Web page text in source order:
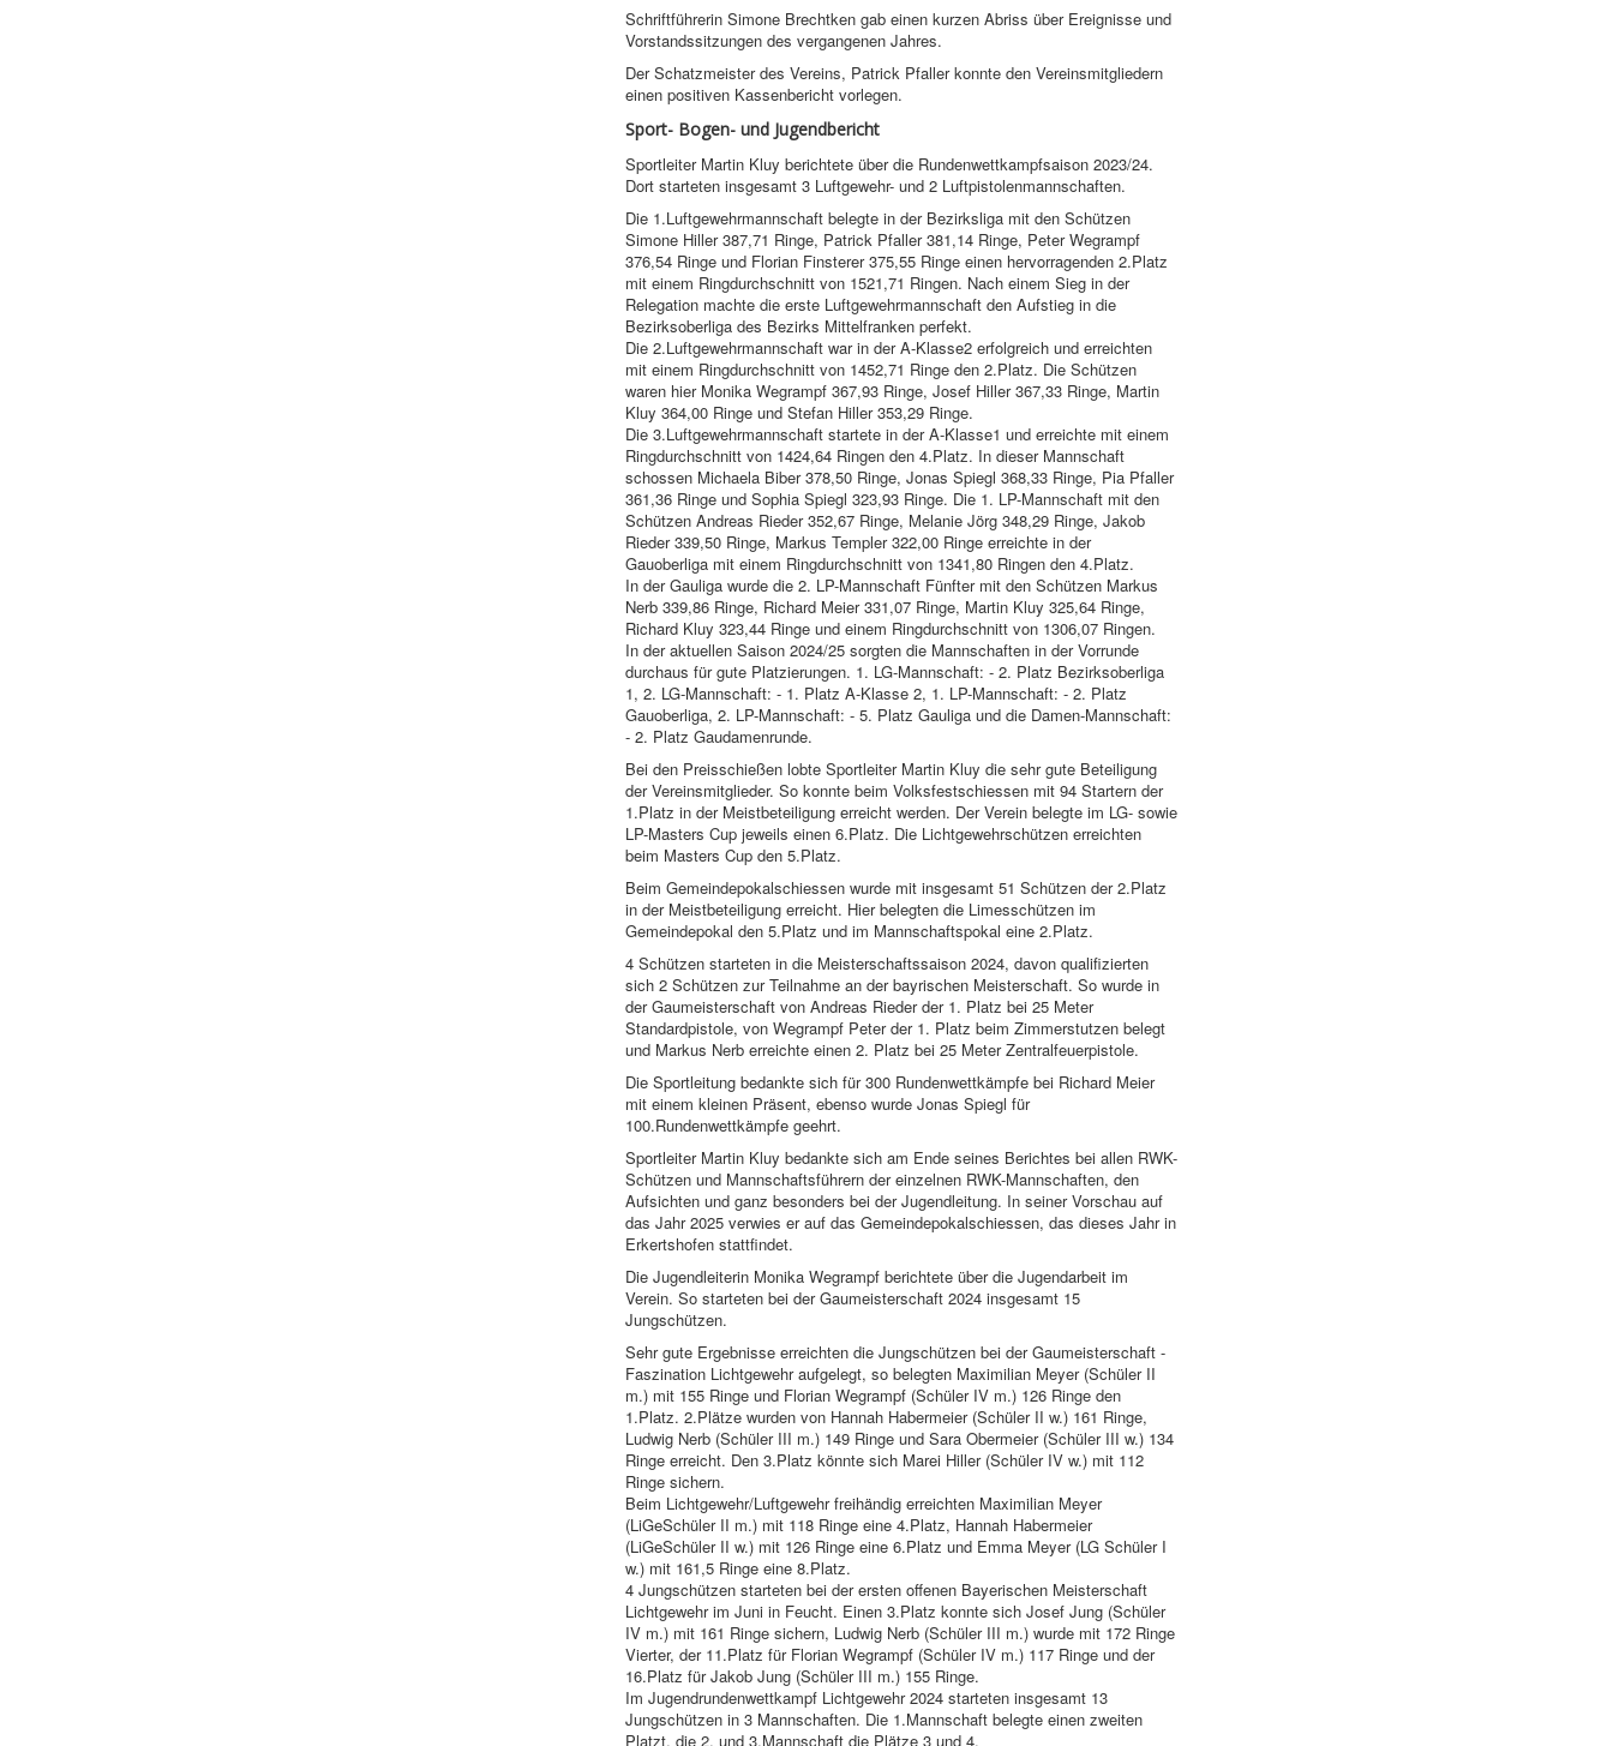
Schriftführerin Simone Brechtken gab einen kurzen Abriss über Ereignisse und
Vorstandssitzungen des vergangenen Jahres.
Der Schatzmeister des Vereins, Patrick Pfaller konnte den Vereinsmitgliedern
einen positiven Kassenbericht vorlegen.
Sport- Bogen- und Jugendbericht
Sportleiter Martin Kluy berichtete über die Rundenwettkampfsaison 2023/24.
Dort starteten insgesamt 3 Luftgewehr- und 2 Luftpistolenmannschaften.
Die 1.Luftgewehrmannschaft belegte in der Bezirksliga mit den Schützen
Simone Hiller 387,71 Ringe, Patrick Pfaller 381,14 Ringe, Peter Wegrampf
376,54 Ringe und Florian Finsterer 375,55 Ringe einen hervorragenden 2.Platz
mit einem Ringdurchschnitt von 1521,71 Ringen. Nach einem Sieg in der
Relegation machte die erste Luftgewehrmannschaft den Aufstieg in die
Bezirksoberliga des Bezirks Mittelfranken perfekt.
Die 2.Luftgewehrmannschaft war in der A-Klasse2 erfolgreich und erreichten
mit einem Ringdurchschnitt von 1452,71 Ringe den 2.Platz. Die Schützen
waren hier Monika Wegrampf 367,93 Ringe, Josef Hiller 367,33 Ringe, Martin
Kluy 364,00 Ringe und Stefan Hiller 353,29 Ringe.
Die 3.Luftgewehrmannschaft startete in der A-Klasse1 und erreichte mit einem
Ringdurchschnitt von 1424,64 Ringen den 4.Platz. In dieser Mannschaft
schossen Michaela Biber 378,50 Ringe, Jonas Spiegl 368,33 Ringe, Pia Pfaller
361,36 Ringe und Sophia Spiegl 323,93 Ringe. Die 1. LP-Mannschaft mit den
Schützen Andreas Rieder 352,67 Ringe, Melanie Jörg 348,29 Ringe, Jakob
Rieder 339,50 Ringe, Markus Templer 322,00 Ringe erreichte in der
Gauoberliga mit einem Ringdurchschnitt von 1341,80 Ringen den 4.Platz.
In der Gauliga wurde die 2. LP-Mannschaft Fünfter mit den Schützen Markus
Nerb 339,86 Ringe, Richard Meier 331,07 Ringe, Martin Kluy 325,64 Ringe,
Richard Kluy 323,44 Ringe und einem Ringdurchschnitt von 1306,07 Ringen.
In der aktuellen Saison 2024/25 sorgten die Mannschaften in der Vorrunde
durchaus für gute Platzierungen. 1. LG-Mannschaft: - 2. Platz Bezirksoberliga
1, 2. LG-Mannschaft: - 1. Platz A-Klasse 2, 1. LP-Mannschaft: - 2. Platz
Gauoberliga, 2. LP-Mannschaft: - 5. Platz Gauliga und die Damen-Mannschaft:
- 2. Platz Gaudamenrunde.
Bei den Preisschießen lobte Sportleiter Martin Kluy die sehr gute Beteiligung
der Vereinsmitglieder. So konnte beim Volksfestschiessen mit 94 Startern der
1.Platz in der Meistbeteiligung erreicht werden. Der Verein belegte im LG- sowie
LP-Masters Cup jeweils einen 6.Platz. Die Lichtgewehrschützen erreichten
beim Masters Cup den 5.Platz.
Beim Gemeindepokalschiessen wurde mit insgesamt 51 Schützen der 2.Platz
in der Meistbeteiligung erreicht. Hier belegten die Limesschützen im
Gemeindepokal den 5.Platz und im Mannschaftspokal eine 2.Platz.
4 Schützen starteten in die Meisterschaftssaison 2024, davon qualifizierten
sich 2 Schützen zur Teilnahme an der bayrischen Meisterschaft. So wurde in
der Gaumeisterschaft von Andreas Rieder der 1. Platz bei 25 Meter
Standardpistole, von Wegrampf Peter der 1. Platz beim Zimmerstutzen belegt
und Markus Nerb erreichte einen 2. Platz bei 25 Meter Zentralfeuerpistole.
Die Sportleitung bedankte sich für 300 Rundenwettkämpfe bei Richard Meier
mit einem kleinen Präsent, ebenso wurde Jonas Spiegl für
100.Rundenwettkämpfe geehrt.
Sportleiter Martin Kluy bedankte sich am Ende seines Berichtes bei allen RWK-
Schützen und Mannschaftsführern der einzelnen RWK-Mannschaften, den
Aufsichten und ganz besonders bei der Jugendleitung. In seiner Vorschau auf
das Jahr 2025 verwies er auf das Gemeindepokalschiessen, das dieses Jahr in
Erkertshofen stattfindet.
Die Jugendleiterin Monika Wegrampf berichtete über die Jugendarbeit im
Verein. So starteten bei der Gaumeisterschaft 2024 insgesamt 15
Jungschützen.
Sehr gute Ergebnisse erreichten die Jungschützen bei der Gaumeisterschaft -
Faszination Lichtgewehr aufgelegt, so belegten Maximilian Meyer (Schüler II
m.) mit 155 Ringe und Florian Wegrampf (Schüler IV m.) 126 Ringe den
1.Platz. 2.Plätze wurden von Hannah Habermeier (Schüler II w.) 161 Ringe,
Ludwig Nerb (Schüler III m.) 149 Ringe und Sara Obermeier (Schüler III w.) 134
Ringe erreicht. Den 3.Platz könnte sich Marei Hiller (Schüler IV w.) mit 112
Ringe sichern.
Beim Lichtgewehr/Luftgewehr freihändig erreichten Maximilian Meyer
(LiGeSchüler II m.) mit 118 Ringe eine 4.Platz, Hannah Habermeier
(LiGeSchüler II w.) mit 126 Ringe eine 6.Platz und Emma Meyer (LG Schüler I
w.) mit 161,5 Ringe eine 8.Platz.
4 Jungschützen starteten bei der ersten offenen Bayerischen Meisterschaft
Lichtgewehr im Juni in Feucht. Einen 3.Platz konnte sich Josef Jung (Schüler
IV m.) mit 161 Ringe sichern, Ludwig Nerb (Schüler III m.) wurde mit 172 Ringe
Vierter, der 11.Platz für Florian Wegrampf (Schüler IV m.) 117 Ringe und der
16.Platz für Jakob Jung (Schüler III m.) 155 Ringe.
Im Jugendrundenwettkampf Lichtgewehr 2024 starteten insgesamt 13
Jungschützen in 3 Mannschaften. Die 1.Mannschaft belegte einen zweiten
Platzt, die 2. und 3.Mannschaft die Plätze 3 und 4.